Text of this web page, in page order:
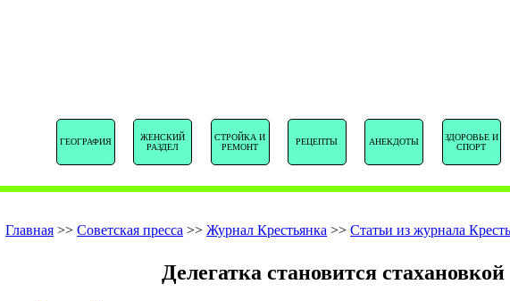
ГЕОГРАФИЯ
ЖЕНСКИЙ
РАЗДЕЛ
СТРОЙКА И
РЕМОНТ
РЕЦЕПТЫ АНЕКДОТЫ
ЗДОРОВЬЕ И
СПОРТ
Главная >>Советская пресса >>Журнал Крестьянка >>Статьи из журнала
Делегатка становится стахановкой